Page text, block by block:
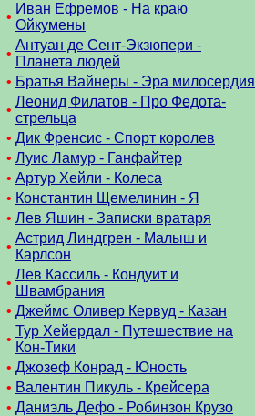
•
Иван Ефремов - На краю
Ойкумены
•
Антуан де Сент-Экзюпери -
Планета людей
• Братья Вайнеры - Эра милосердия
•
Леонид Филатов - Про Федота-
стрельца
• Дик Френсис - Спорт королев
• Луис Ламур - Ганфайтер
• Артур Хейли - Колеса
• Константин Щемелинин - Я
• Лев Яшин - Записки вратаря
•
Астрид Линдгрен - Малыш и
Карлсон
•
Лев Кассиль - Кондуит и
Швамбрания
• Джеймс Оливер Кервуд - Казан
•
Тур Хейердал - Путешествие на
Кон-Тики
• Джозеф Конрад - Юность
• Валентин Пикуль - Крейсера
• Даниэль Дефо - Робинзон Крузо